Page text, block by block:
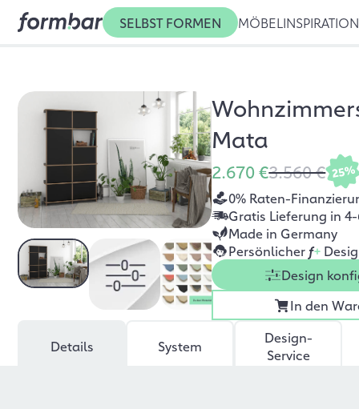
SELBST FORMEN MÖBEL INSPIRATION
Mata
2.670 €3.560 € 25%
0% Raten-
Gratis Lieferung in
Made in Germany
Persönlicher f+
Design
In den
Details System
Design-
Service